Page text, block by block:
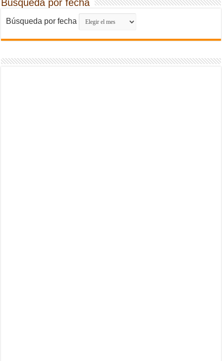
Búsqueda por fecha
Búsqueda por fecha